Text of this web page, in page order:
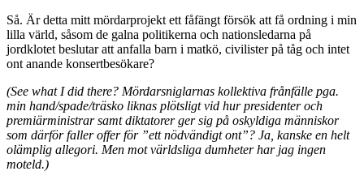
Så. Är detta mitt mördarprojekt ett fåfängt försök att få ordning i min
lilla värld, såsom de galna politikerna och nationsledarna på
jordklotet beslutar att anfalla barn i matkö, civilister på tåg och intet
ont anande konsertbesökare?
(See what I did there? Mördarsniglarnas kollektiva frånfälle pga.
min hand/spade/träsko liknas plötsligt vid hur presidenter och
premiärministrar samt diktatorer ger sig på oskyldiga människor
som därför faller offer för ”ett nödvändigt ont”? Ja, kanske en helt
olämplig allegori. Men mot världsliga dumheter har jag ingen
moteld.)